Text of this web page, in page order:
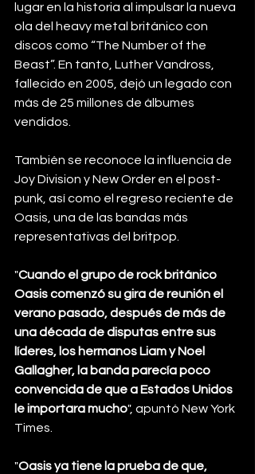
lugar en la historia al impulsar la nueva
ola del heavy metal británico con
discos como “The Number of the
Beast”. En tanto, Luther Vandross,
fallecido en 2005, dejó un legado con
más de 25 millones de álbumes
vendidos.
También se reconoce la influencia de
Joy Division y New Order en el post-
punk, así como el regreso reciente de
Oasis, una de las bandas más
representativas del britpop.
"Cuando el grupo de rock británico
Oasis comenzó su gira de reunión el
verano pasado, después de más de
una década de disputas entre sus
líderes, los hermanos Liam y Noel
Gallagher, la banda parecía poco
convencida de que a Estados Unidos
le importara mucho", apuntó New York
Times.
"Oasis ya tiene la prueba de que,